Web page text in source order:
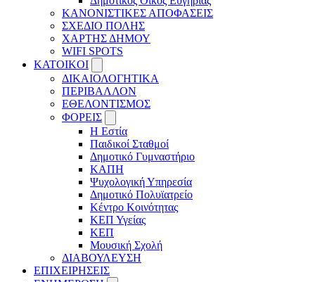
ΚΑΝΟΝΙΣΤΙΚΕΣ ΑΠΟΦΑΣΕΙΣ
ΣΧΕΔΙΟ ΠΟΛΗΣ
ΧΑΡΤΗΣ ΔΗΜΟΥ
WIFI SPOTS
KATOIKOI
ΔΙΚΑΙΟΛΟΓΗΤΙΚΑ
ΠΕΡΙΒΑΛΛΟΝ
ΕΘΕΛΟΝΤΙΣΜΟΣ
ΦΟΡΕΙΣ
Η Εστία
Παιδικοί Σταθμοί
Δημοτικό Γυμναστήριο
ΚΑΠΗ
Ψυχολογική Υπηρεσία
Δημοτικό Πολυϊατρείο
Κέντρο Κοινότητας
ΚΕΠ Υγείας
ΚΕΠ
Μουσική Σχολή
ΔΙΑΒΟΥΛΕΥΣΗ
ΕΠΙΧΕΙΡΗΣΕΙΣ